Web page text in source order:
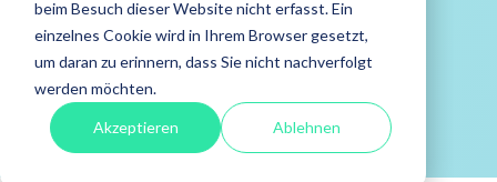
beim Besuch dieser Website nicht erfasst. Ein
einzelnes Cookie wird in Ihrem Browser gesetzt,
um daran zu erinnern, dass Sie nicht nachverfolgt
werden möchten.
Akzeptieren Ablehnen
Offshore Test Center
Testmanagement
Studies.
Test Management
Test Analyst
Test Automation Engineering
Agile Tester